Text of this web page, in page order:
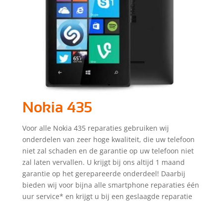
Nokia 435
Voor alle Nokia 435 reparaties gebruiken wij
onderdelen van zeer hoge kwaliteit, die uw telefoon
niet zal schaden en de garantie op uw telefoon niet
zal laten vervallen. U krijgt bij ons altijd 1 maand
garantie op het gerepareerde onderdeel! Daarbij
bieden wij voor bijna alle smartphone reparaties één
uur service* en krijgt u bij een geslaagde reparatie